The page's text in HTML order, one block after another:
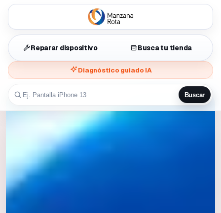
Reparar dispositivo Busca tu tienda
Diagnóstico guiado IA
Buscar